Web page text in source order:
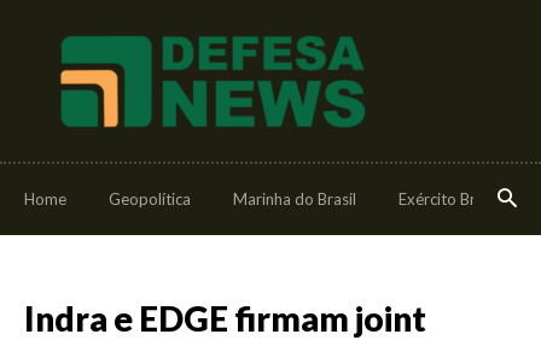
Home Geopolítica Marinha do Brasil Exército Brasileiro
Indra e EDGE firmam joint